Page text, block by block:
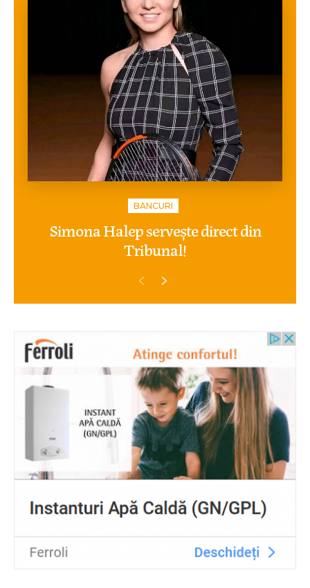
BANCURI
Simona Halep servește direct din
Tribunal!